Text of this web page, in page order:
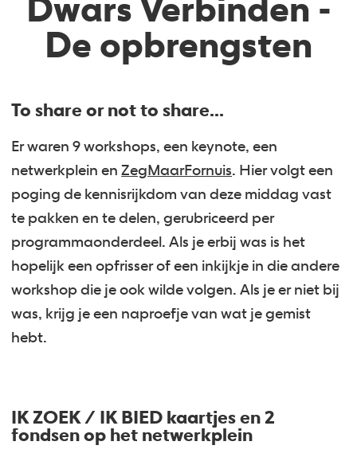
Dwars Verbinden -
De opbrengsten
To share or not to share...
Er waren 9 workshops, een keynote, een
netwerkplein enZegMaarFornuis. Hier volgt een
poging de kennisrijkdom van deze middag vast
te pakken en te delen, gerubriceerd per
programmaonderdeel. Als je erbij was is het
hopelijk een opfrisser of een inkijkje in die andere
workshop die je ook wilde volgen. Als je er niet bij
was, krijg je een naproefje van wat je gemist
hebt.
IK ZOEK / IK BIED kaartjes en 2
fondsen op het netwerkplein